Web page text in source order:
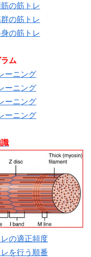
の筋トレ
の筋トレ
の筋トレ
ム
ーニング
ーニング
ーニング
ーニング
の適正頻度
を行う順番